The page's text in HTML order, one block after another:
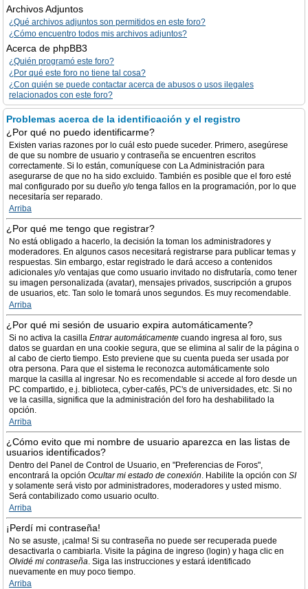
Archivos Adjuntos
¿Qué archivos adjuntos son permitidos en este foro?
¿Cómo encuentro todos mis archivos adjuntos?
Acerca de phpBB3
¿Quién programó este foro?
¿Por qué este foro no tiene tal cosa?
¿Con quién se puede contactar acerca de abusos o usos ilegales
relacionados con este foro?
Problemas acerca de la identificación y el registro
¿Por qué no puedo identificarme?
Existen varias razones por lo cuál esto puede suceder. Primero, asegúrese
de que su nombre de usuario y contraseña se encuentren escritos
correctamente. Si lo están, comuníquese con La Administración para
asegurarse de que no ha sido excluido. También es posible que el foro esté
mal configurado por su dueño y/o tenga fallos en la programación, por lo que
necesitaría ser reparado.
Arriba
¿Por qué me tengo que registrar?
No está obligado a hacerlo, la decisión la toman los administradores y
moderadores. En algunos casos necesitará registrarse para publicar temas y
respuestas. Sin embargo, estar registrado le dará acceso a contenidos
adicionales y/o ventajas que como usuario invitado no disfrutaría, como tener
su imagen personalizada (avatar), mensajes privados, suscripción a grupos
de usuarios, etc. Tan solo le tomará unos segundos. Es muy recomendable.
Arriba
¿Por qué mi sesión de usuario expira automáticamente?
Si no activa la casilla Entrar automáticamente cuando ingresa al foro, sus
datos se guardan en una cookie segura, que se elimina al salir de la página o
al cabo de cierto tiempo. Esto previene que su cuenta pueda ser usada por
otra persona. Para que el sistema le reconozca automáticamente solo
marque la casilla al ingresar. No es recomendable si accede al foro desde un
PC compartido, e.j. biblioteca, cyber-cafés, PC's de universidades, etc. Si no
ve la casilla, significa que la administración del foro ha deshabilitado la
opción.
Arriba
¿Cómo evito que mi nombre de usuario aparezca en las listas de
usuarios identificados?
Dentro del Panel de Control de Usuario, en "Preferencias de Foros",
encontrará la opción Ocultar mi estado de conexión. Habilite la opción con SI
y solamente será visto por administradores, moderadores y usted mismo.
Será contabilizado como usuario oculto.
Arriba
¡Perdí mi contraseña!
No se asuste, ¡calma! Si su contraseña no puede ser recuperada puede
desactivarla o cambiarla. Visite la página de ingreso (login) y haga clic en
Olvidé mi contraseña. Siga las instrucciones y estará identificado
nuevamente en muy poco tiempo.
Arriba